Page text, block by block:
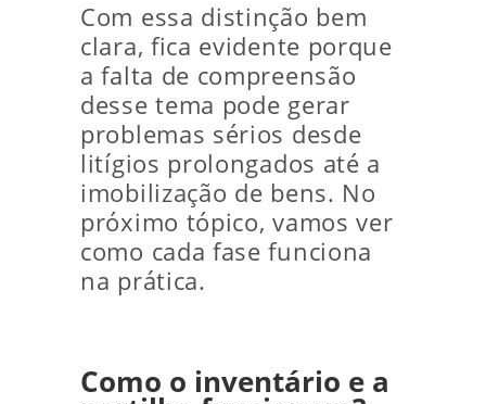
Com essa distinção bem
clara, fica evidente porque
a falta de compreensão
desse tema pode gerar
problemas sérios desde
litígios prolongados até a
imobilização de bens. No
próximo tópico, vamos ver
como cada fase funciona
na prática.
Como o inventário e a